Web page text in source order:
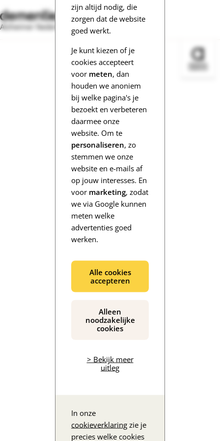
zijn altijd nodig, die
zorgen dat de website
goed werkt.
Je kunt kiezen of je
cookies accepteert
voor meten, dan
houden we anoniem
bij welke pagina's je
bezoekt en verbeteren
daarmee onze
website. Om te
personaliseren, zo
stemmen we onze
website en e-mails af
op jouw interesses. En
voor marketing, zodat
we via Google kunnen
meten welke
advertenties goed
werken.
Alle cookies
accepteren
Alleen
noodzakelijke
cookies
> Bekijk meer
uitleg
In onze
cookieverklaring zie je
precies welke cookies
Alzheimer Nederland
De inhoud wordt geladen...